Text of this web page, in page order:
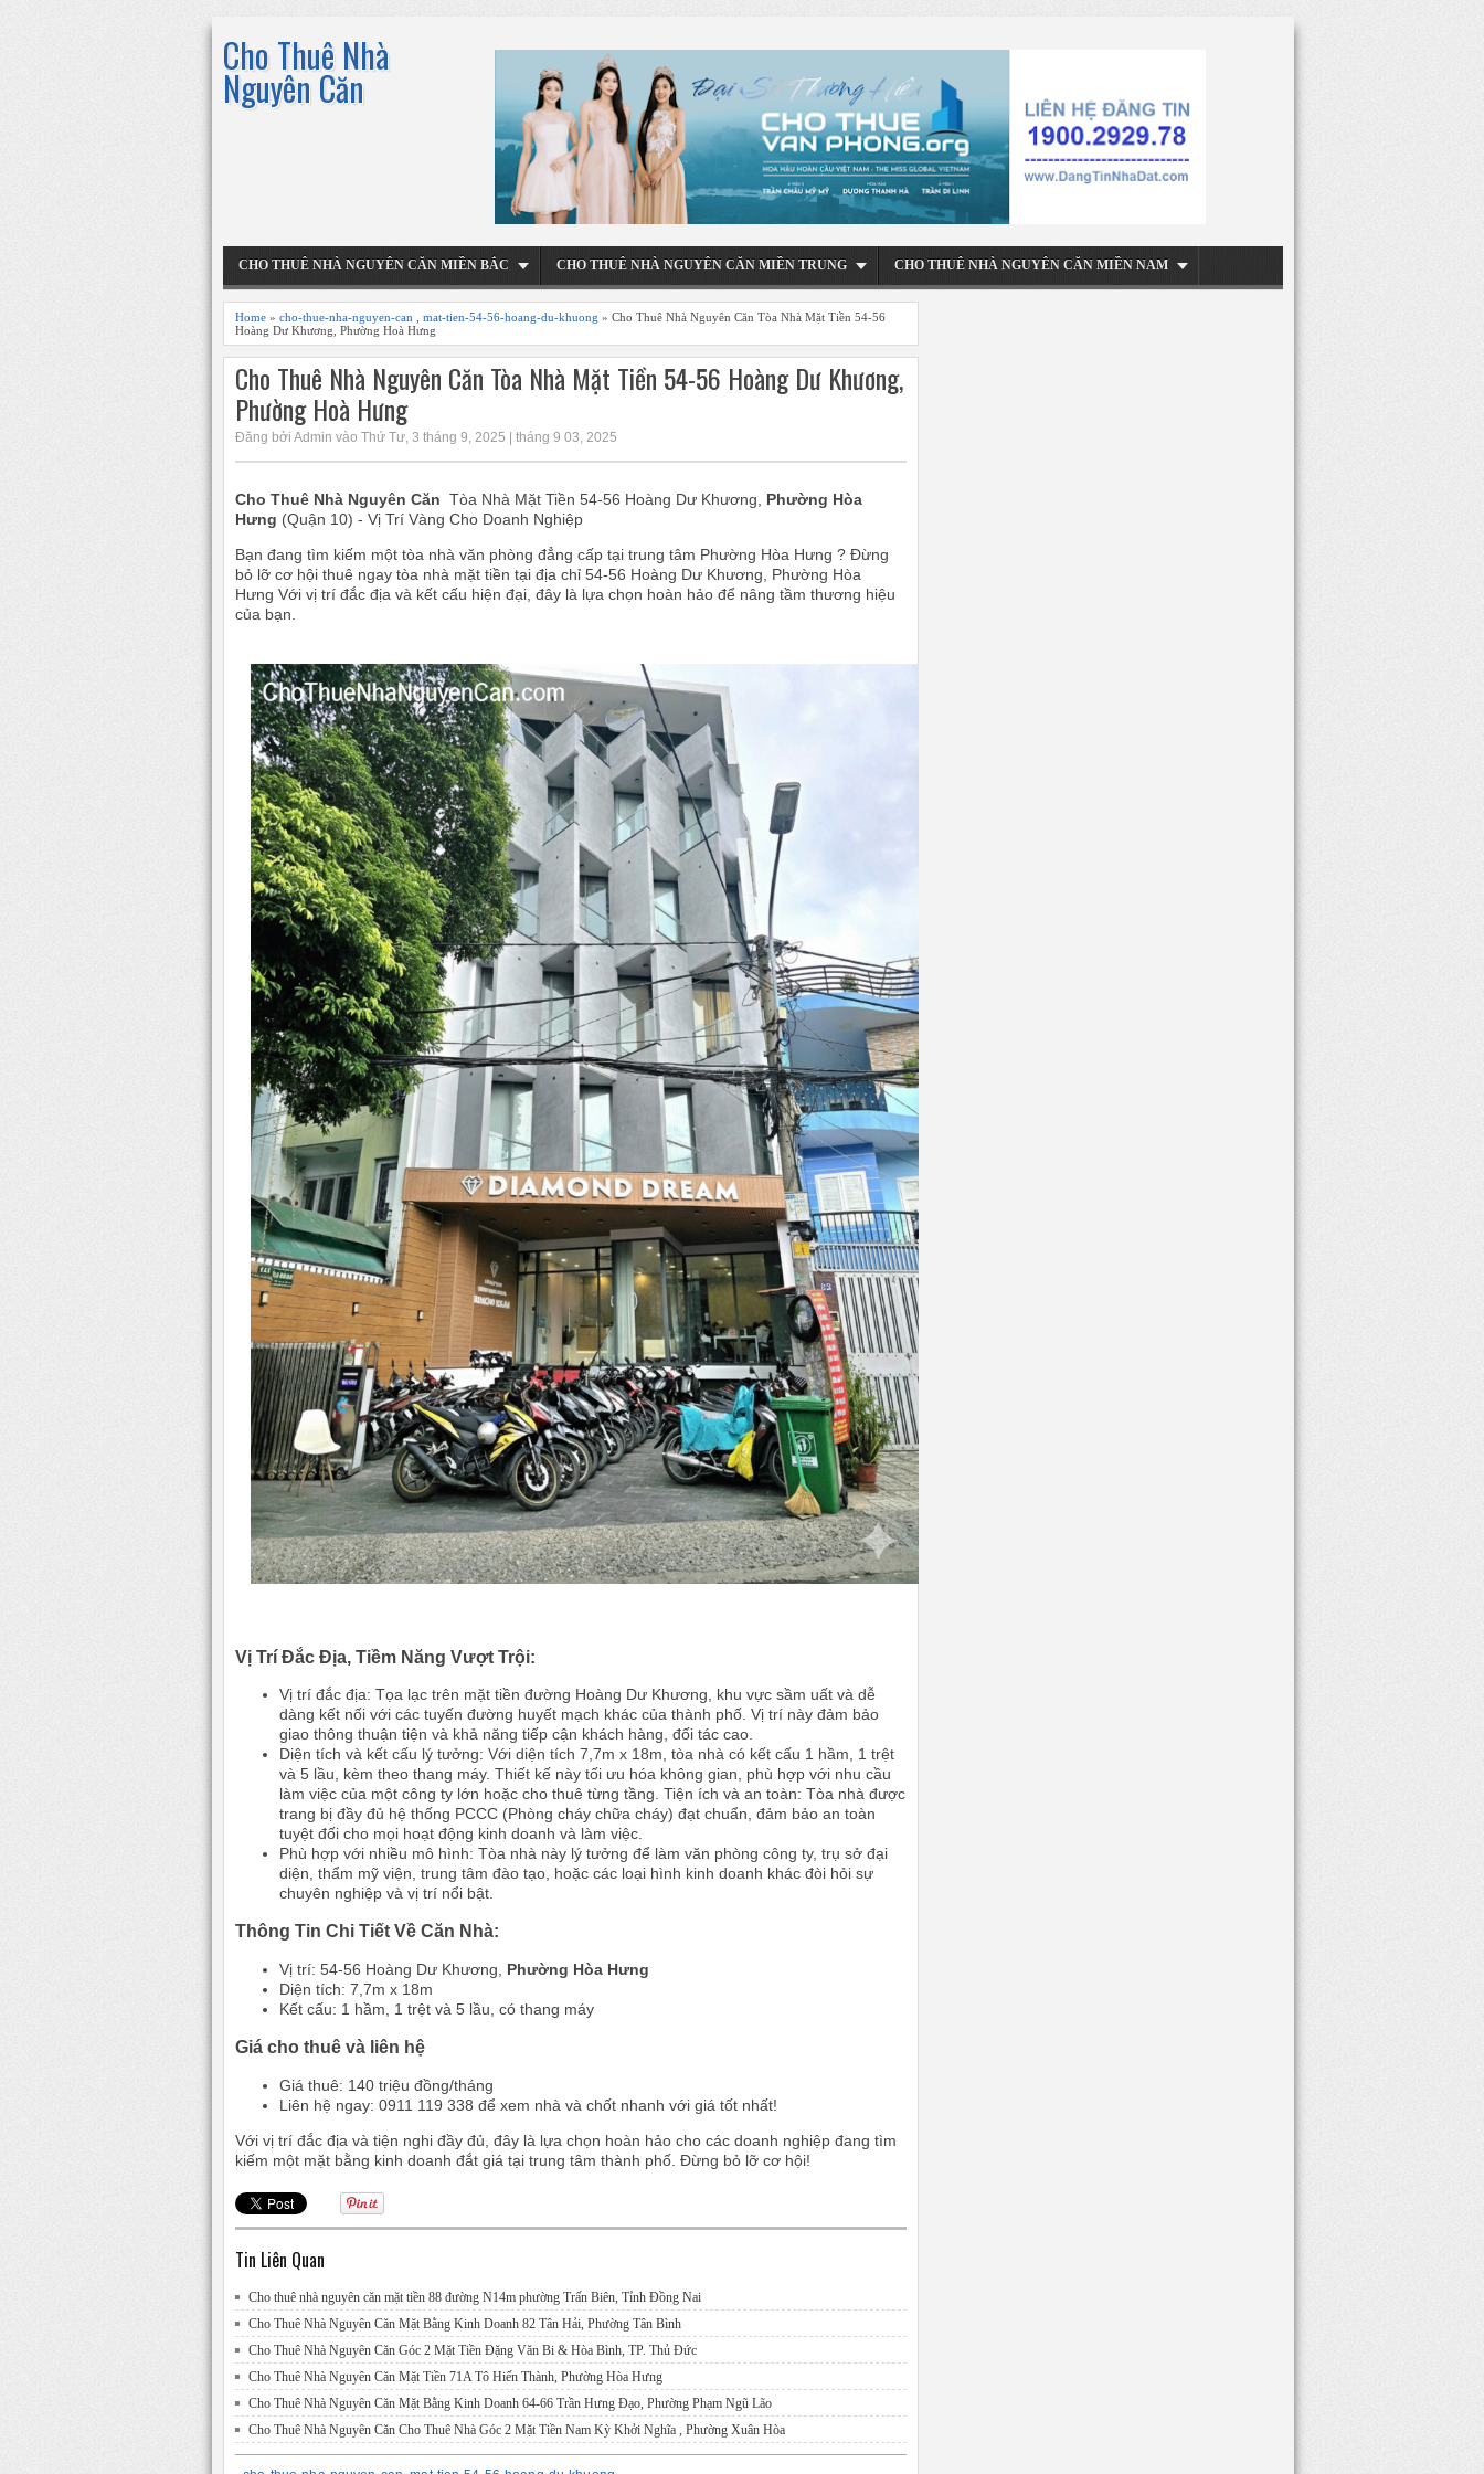
Cho Thuê Nhà
Nguyên Căn
CHO THUÊ NHÀ NGUYÊN CĂN MIỀN BẮC CHO THUÊ NHÀ NGUYÊN CĂN MIỀN TRUNG CHO THUÊ NHÀ NGUYÊN CĂN MIỀN NAM
Home » cho-thue-nha-nguyen-can mat-tien-54-56-hoang-du-khuong » Cho Thuê Nhà Nguyên Căn Tòa Nhà Mặt Tiền 54-56
Hoàng Dư Khương, Phường Hoà Hưng
Cho Thuê Nhà Nguyên Căn Tòa Nhà Mặt Tiền 54-56 Hoàng Dư Khương,
Phường Hoà Hưng
Đăng bởi Admin vào Thứ Tư, 3 tháng 9, 2025 | tháng 9 03, 2025
Cho Thuê Nhà Nguyên Căn Tòa Nhà Mặt Tiền 54-56 Hoàng Dư Khương, Phường Hòa
Hưng (Quận 10) - Vị Trí Vàng Cho Doanh Nghiệp
Bạn đang tìm kiếm một tòa nhà văn phòng đẳng cấp tại trung tâm Phường Hòa Hưng ? Đừng
bỏ lỡ cơ hội thuê ngay tòa nhà mặt tiền tại địa chỉ 54-56 Hoàng Dư Khương, Phường Hòa
Hưng Với vị trí đắc địa và kết cấu hiện đại, đây là lựa chọn hoàn hảo để nâng tầm thương hiệu
của bạn.
Vị Trí Đắc Địa, Tiềm Năng Vượt Trội:
Vị trí đắc địa: Tọa lạc trên mặt tiền đường Hoàng Dư Khương, khu vực sầm uất và dễ
dàng kết nối với các tuyến đường huyết mạch khác của thành phố. Vị trí này đảm bảo
giao thông thuận tiện và khả năng tiếp cận khách hàng, đối tác cao.
Diện tích và kết cấu lý tưởng: Với diện tích 7,7m x 18m, tòa nhà có kết cấu 1 hầm, 1 trệt
và 5 lầu, kèm theo thang máy. Thiết kế này tối ưu hóa không gian, phù hợp với nhu cầu
làm việc của một công ty lớn hoặc cho thuê từng tầng. Tiện ích và an toàn: Tòa nhà được
trang bị đầy đủ hệ thống PCCC (Phòng cháy chữa cháy) đạt chuẩn, đảm bảo an toàn
tuyệt đối cho mọi hoạt động kinh doanh và làm việc.
Phù hợp với nhiều mô hình: Tòa nhà này lý tưởng để làm văn phòng công ty, trụ sở đại
diện, thẩm mỹ viện, trung tâm đào tạo, hoặc các loại hình kinh doanh khác đòi hỏi sự
chuyên nghiệp và vị trí nổi bật.
Thông Tin Chi Tiết Về Căn Nhà:
Vị trí: 54-56 Hoàng Dư Khương, Phường Hòa Hưng
Diện tích: 7,7m x 18m
Kết cấu: 1 hầm, 1 trệt và 5 lầu, có thang máy
Giá cho thuê và liên hệ
Giá thuê: 140 triệu đồng/tháng
Liên hệ ngay: 0911 119 338 để xem nhà và chốt nhanh với giá tốt nhất!
Với vị trí đắc địa và tiện nghi đầy đủ, đây là lựa chọn hoàn hảo cho các doanh nghiệp đang tìm
kiếm một mặt bằng kinh doanh đắt giá tại trung tâm thành phố. Đừng bỏ lỡ cơ hội!
Tin Liên Quan
Cho thuê nhà nguyên căn mặt tiền 88 đường N14m phường Trấn Biên, Tỉnh Đồng Nai
Cho Thuê Nhà Nguyên Căn Mặt Bằng Kinh Doanh 82 Tân Hải, Phường Tân Bình
Cho Thuê Nhà Nguyên Căn Góc 2 Mặt Tiền Đặng Văn Bi & Hòa Bình, TP. Thủ Đức
Cho Thuê Nhà Nguyên Căn Mặt Tiền 71A Tô Hiến Thành, Phường Hòa Hưng
Cho Thuê Nhà Nguyên Căn Mặt Bằng Kinh Doanh 64-66 Trần Hưng Đạo, Phường Phạm Ngũ Lão
Cho Thuê Nhà Nguyên Căn Cho Thuê Nhà Góc 2 Mặt Tiền Nam Kỳ Khởi Nghĩa , Phường Xuân Hòa